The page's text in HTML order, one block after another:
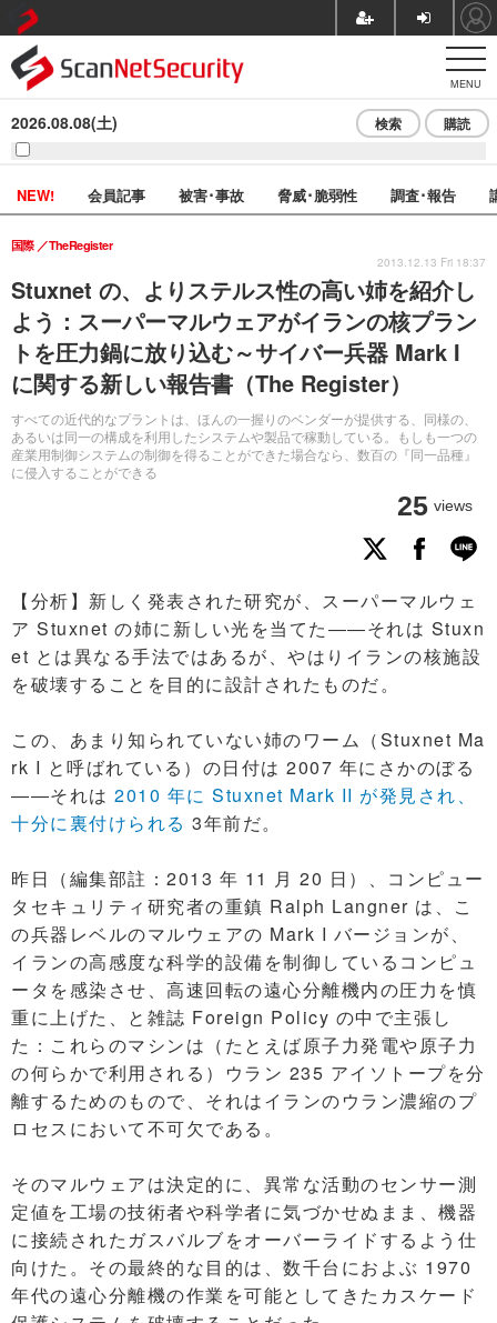
MENU
2026.08.08(土) 検索 購読
NEW! 会員記事 被害･事故 脅威･脆弱性 調査･報告
Stuxnet の、よりステルス性の高い姉を紹介し
よう：スーパーマルウェアがイランの核プラン
トを圧力鍋に放り込む～サイバー兵器 Mark I
に関する新しい報告書（The Register）
すべての近代的なプラントは、ほんの一握りのベンダーが提供する、同様の、
あるいは同一の構成を利用したシステムや製品で稼動している。もしも一つの
産業用制御システムの制御を得ることができた場合なら、数百の『同一品種』
に侵入することができる
国際 TheRegister
25 views
2013.12.13 Fri 18:37
【分析】新しく発表された研究が、スーパーマルウェ
ア Stuxnet の姉に新しい光を当てた――それは Stuxn
et とは異なる手法ではあるが、やはりイランの核施設
を破壊することを目的に設計されたものだ。
この、あまり知られていない姉のワーム（Stuxnet Ma
rk I と呼ばれている）の日付は 2007 年にさかのぼる
――それは 2010 年に Stuxnet Mark II が発見され、
十分に裏付けられる 3年前だ。
昨日（編集部註：2013 年 11 月 20 日）、コンピュー
タセキュリティ研究者の重鎮 Ralph Langner は、こ
の兵器レベルのマルウェアの Mark I バージョンが、
イランの高感度な科学的設備を制御しているコンピュ
ータを感染させ、高速回転の遠心分離機内の圧力を慎
重に上げた、と雑誌 Foreign Policy の中で主張し
た：これらのマシンは（たとえば原子力発電や原子力
の何らかで利用される）ウラン 235 アイソトープを分
離するためのもので、それはイランのウラン濃縮のプ
ロセスにおいて不可欠である。
そのマルウェアは決定的に、異常な活動のセンサー測
定値を工場の技術者や科学者に気づかせぬまま、機器
に接続されたガスバルブをオーバーライドするよう仕
向けた。その最終的な目的は、数千台におよぶ 1970
年代の遠心分離機の作業を可能としてきたカスケード